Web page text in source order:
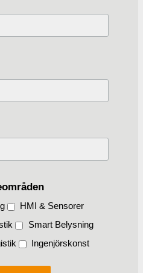
HMI & Sensorer
Smart Belysning
Ingenjörskonst